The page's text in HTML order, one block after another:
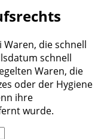
die schnell
schnell
Waren, die
oder der Hygiene
ihre
wurde.